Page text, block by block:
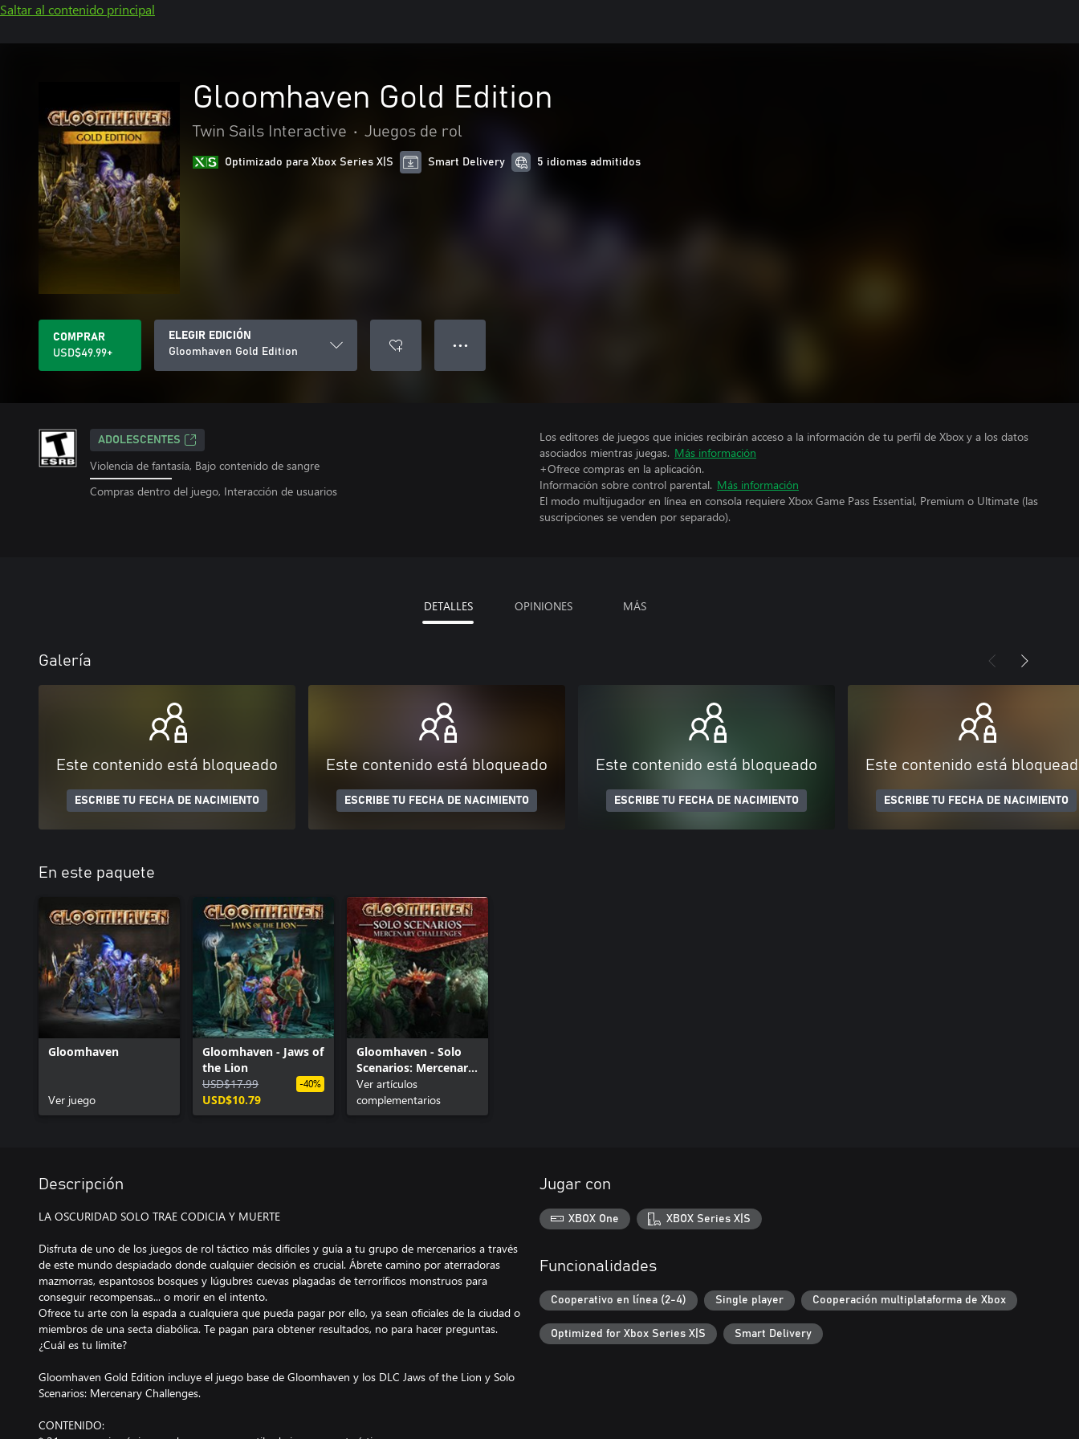
Saltar al contenido principal
Gloomhaven Gold Edition
Twin Sails Interactive • Juegos de rol
Optimizado para Xbox Series X|S Smart Delivery 5 idiomas admitidos
COMPRAR
USD$49.99+
ELEGIR EDICIÓN
Gloomhaven Gold Edition
● ● ●
ADOLESCENTES
Violencia de fantasía, Bajo contenido de sangre
Compras dentro del juego, Interacción de usuarios
Los editores de juegos que inicies recibirán acceso a la información de tu perfil de Xbox y a los datos
asociados mientras juegas. Más información
+Ofrece compras en la aplicación.
Información sobre control parental. Más información
El modo multijugador en línea en consola requiere Xbox Game Pass Essential, Premium o Ultimate (las
suscripciones se venden por separado).
DETALLES OPINIONES MÁS
Galería
Este contenido está bloqueado
ESCRIBE TU FECHA DE NACIMIENTO
Este contenido está bloqueado
ESCRIBE TU FECHA DE NACIMIENTO
Este contenido está bloqueado
ESCRIBE TU FECHA DE NACIMIENTO
Este contenido está
ESCRIBE TU FECHA DE NACIMIENTO
En este paquete
Gloomhaven
Ver juego
Gloomhaven - Jaws of
the Lion
USD$17.99
USD$10.79
-40%
Gloomhaven - Solo
Scenarios: Mercenary
Challenges
Ver artículos
complementarios
Descripción
LA OSCURIDAD SOLO TRAE CODICIA Y MUERTE
Disfruta de uno de los juegos de rol táctico más difíciles y guía a tu grupo de mercenarios a través
de este mundo despiadado donde cualquier decisión es crucial. Ábrete camino por aterradoras
mazmorras, espantosos bosques y lúgubres cuevas plagadas de terroríficos monstruos para
conseguir recompensas... o morir en el intento.
Ofrece tu arte con la espada a cualquiera que pueda pagar por ello, ya sean oficiales de la ciudad o
miembros de una secta diabólica. Te pagan para obtener resultados, no para hacer preguntas.
¿Cuál es tu límite?
Gloomhaven Gold Edition incluye el juego base de Gloomhaven y los DLC Jaws of the Lion y Solo
Scenarios: Mercenary Challenges.
CONTENIDO:
Jugar con
XBOX One XBOX Series X|S
Funcionalidades
Cooperativo en línea (2-4) Single player Cooperación multiplataforma de Xbox
Optimized for Xbox Series X|S Smart Delivery